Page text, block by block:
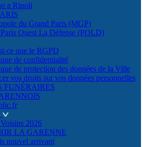
a Ripoli
du Grand Paris (MGP)
Ouest La Défense (POLD)
ce que le RGPD
de confidentialité
de protection des données de la Ville
vos droits sur vos données personnelles
FUNÉRAIRES
2026
LA GARENNE
nouvel arrivant